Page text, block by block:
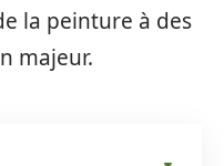
la peinture à des
majeur.